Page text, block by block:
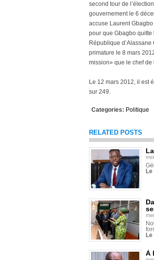
second tour de
gouvernement le 6
accuse Laurent
pour que Gbagbo quitte
République
primature le 8 mars
mission» que le chef de
Le 12 mars 2012, il est
sur 249.
Categories: Politique
RELATED POSTS
À